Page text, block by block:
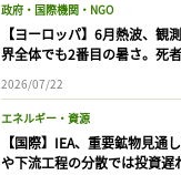
政府・国際機関・NGO
【ヨーロッパ】6月熱波、観
界全体でも2番目の暑さ。死
2026/07/22
エネルギー・資源
【国際】IEA、重要鉱物見通
や下流工程の分散では投資遅